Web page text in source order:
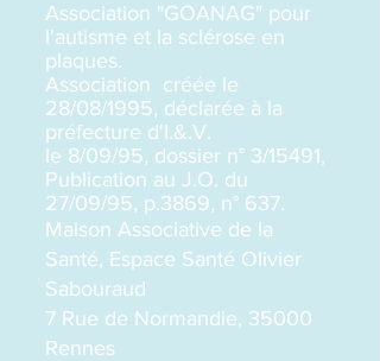
Association "GOANAG" pour
l'autisme et la sclérose en
plaques.
Association créée le
28/08/1995, déclarée à la
préfecture d'I.&.V.
le 8/09/95, dossier n° 3/15491,
Publication au J.O. du
27/09/95, p.3869, n° 637.
Maison Associative de la
Santé, Espace Santé Olivier
Sabouraud
7 Rue de Normandie, 35000
Rennes